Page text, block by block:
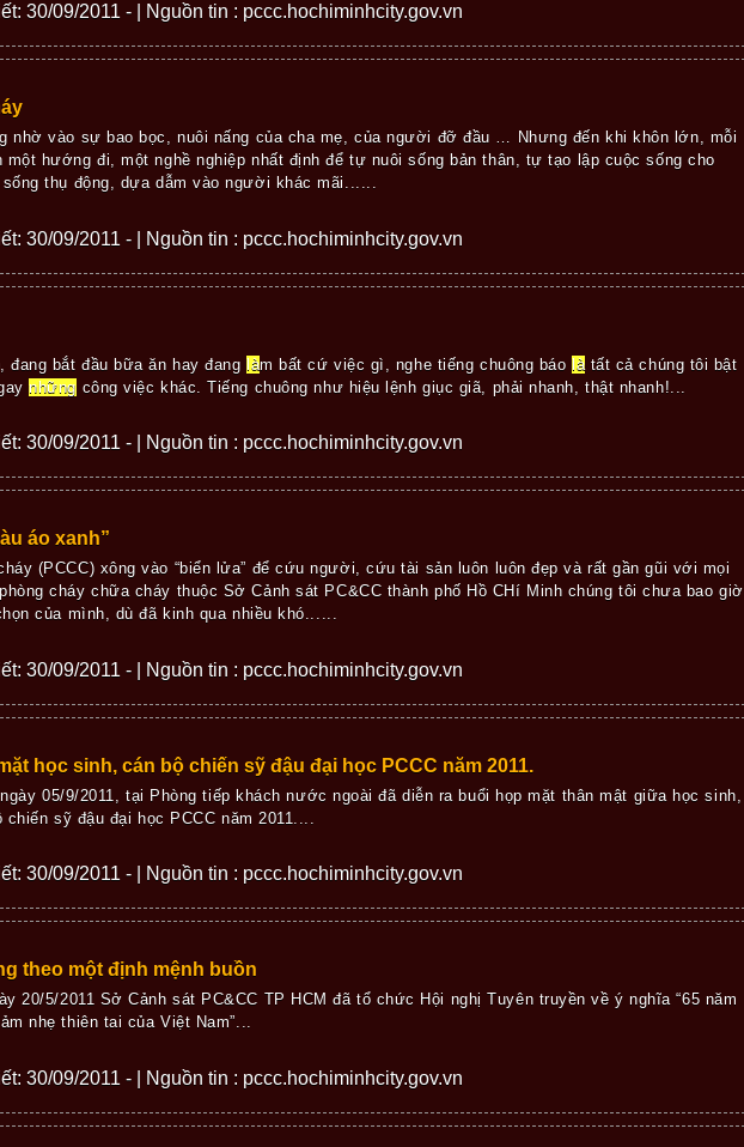
30/09/2011 - | Nguồn tin : pccc.hochiminhcity.gov.vn
nhờ vào sự bao bọc, nuôi nấng của cha mẹ, của người đỡ đầu … Nhưng đến khi khôn lớn, mỗi
hướng đi, một nghề nghiệp nhất định để tự nuôi sống bản thân, tự tạo lập cuộc sống cho
thụ động, dựa dẫm vào người khác mãi......
30/09/2011 - | Nguồn tin : pccc.hochiminhcity.gov.vn
đang bắt đầu bữa ăn hay đanglàm bất cứ việc gì, nghe tiếng chuông báo là tất cả chúng tôi bật
những công việc khác. Tiếng chuông như hiệu lệnh giục giã, phải nhanh, thật nhanh!...
30/09/2011 - | Nguồn tin : pccc.hochiminhcity.gov.vn
áo xanh”
(PCCC) xông vào “biển lửa” để cứu người, cứu tài sản luôn luôn đẹp và rất gần gũi với mọi
cháy chữa cháy thuộc Sở Cảnh sát PC&CC thành phố Hồ CHí Minh chúng tôi chưa bao giờ
của mình, dù đã kinh qua nhiều khó......
30/09/2011 - | Nguồn tin : pccc.hochiminhcity.gov.vn
học sinh, cán bộ chiến sỹ đậu đại học PCCC năm 2011.
05/9/2011, tại Phòng tiếp khách nước ngoài đã diễn ra buổi họp mặt thân mật giữa học sinh,
chiến sỹ đậu đại học PCCC năm 2011....
30/09/2011 - | Nguồn tin : pccc.hochiminhcity.gov.vn
theo một định mệnh buồn
20/5/2011 Sở Cảnh sát PC&CC TP HCM đã tổ chức Hội nghị Tuyên truyền về ý nghĩa “65 năm
nhẹ thiên tai của Việt Nam”...
30/09/2011 - | Nguồn tin : pccc.hochiminhcity.gov.vn